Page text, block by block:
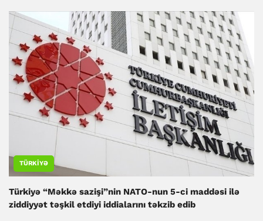
TÜRKIYƏ
Türkiyə “Məkkə sazişi”nin NATO-nun 5-ci maddəsi ilə
ziddiyyət təşkil etdiyi iddialarını təkzib edib